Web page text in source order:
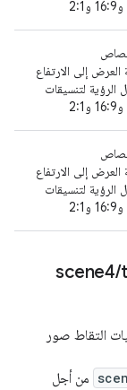
العرض إلى الارتفاع
الرؤية لتنسيقات
العرض إلى الارتفاع
الرؤية لتنسيقات
‫scene4/
التقاط صور
من أجل